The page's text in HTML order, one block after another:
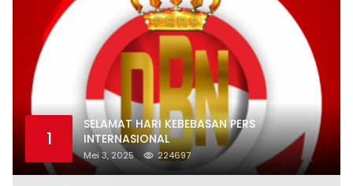
1
SELAMAT HARI KEBEBASAN PERS
INTERNASIONAL
Mei 3, 2025 224697